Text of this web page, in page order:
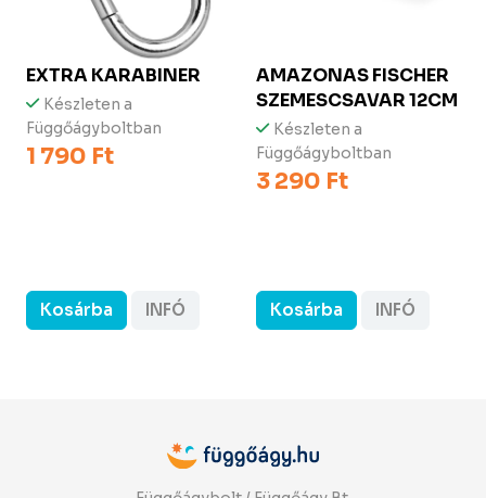
EXTRA KARABINER
Készleten a
Függőágyboltban
1 790 Ft
Kosárba INFÓ
AMAZONAS FISCHER
SZEMESCSAVAR 12CM
Készleten a
Függőágyboltban
3 290 Ft
Kosárba INFÓ